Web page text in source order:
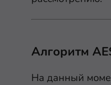
Алгоритм
На данный